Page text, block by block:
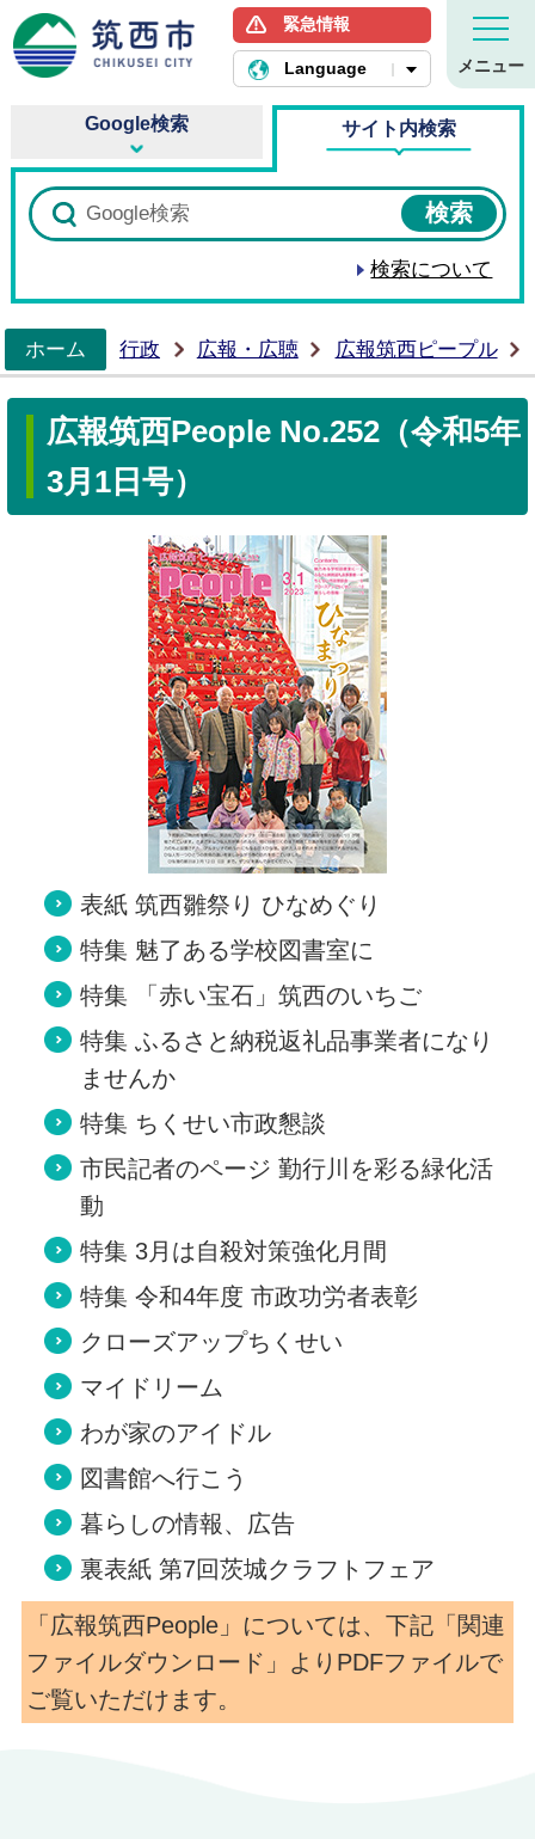
筑西市ホームページ
緊急情報
Language メニュー
Google検索 サイト内検索
検索について
ホーム
行政 広報・広聴 広報筑西ピープル
広報筑西People No.252（令和5年
3月1日号）
表紙 筑西雛祭り ひなめぐり
特集 魅了ある学校図書室に
特集 「赤い宝石」筑西のいちご
特集 ふるさと納税返礼品事業者になり
ませんか
特集 ちくせい市政懇談
市民記者のページ 勤行川を彩る緑化活
動
特集 3月は自殺対策強化月間
特集 令和4年度 市政功労者表彰
クローズアップちくせい
マイドリーム
わが家のアイドル
図書館へ行こう
暮らしの情報、広告
裏表紙 第7回茨城クラフトフェア
「広報筑西People」については、下記「関連
ファイルダウンロード」よりPDFファイルで
ご覧いただけます。